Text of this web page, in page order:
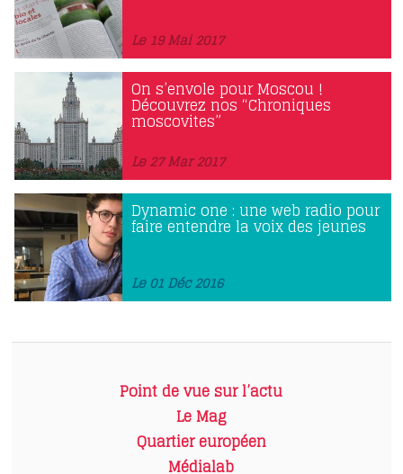
Le 19 Mai 2017
On s’envole pour Moscou !
Découvrez nos “Chroniques
moscovites”
Le 27 Mar 2017
Dynamic one : une web radio pour
faire entendre la voix des jeunes
Le 01 Déc 2016
Point de vue sur l’actu
Le Mag
Quartier européen
Médialab